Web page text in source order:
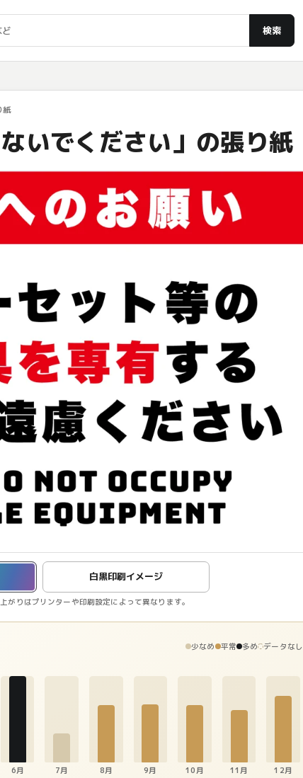
検索
紙
いでください」の張り紙
白黒印刷イメージ
がりはプリンターや印刷設定によって異なります。
少なめ 平常 多め データなし
6月 7月 8月 9月 10月 11月 12月